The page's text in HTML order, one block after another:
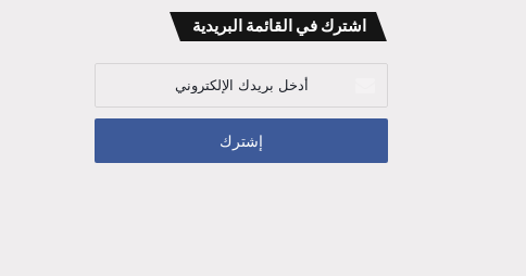
اشترك في القائمة البريدية
الإلكتروني